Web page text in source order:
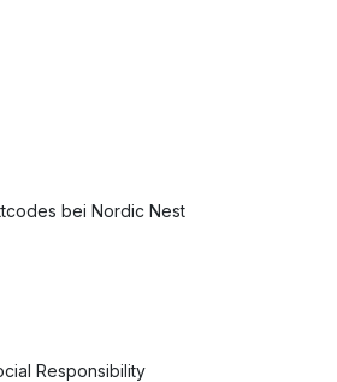
bei Nordic Nest
Responsibility